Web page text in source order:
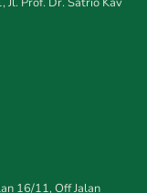
16/11, Off Jalan